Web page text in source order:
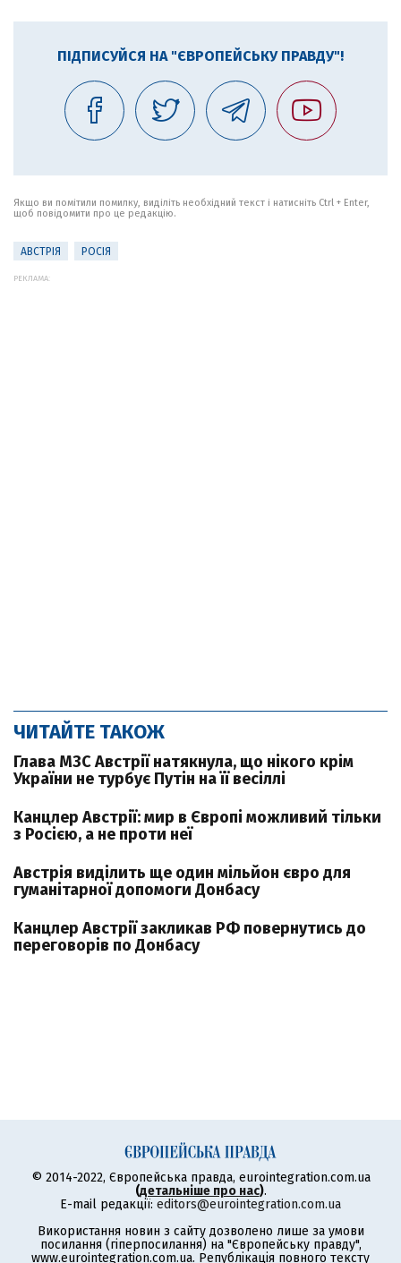
ПІДПИСУЙСЯ НА "ЄВРОПЕЙСЬКУ ПРАВДУ"!
Якщо ви помітили помилку, виділіть необхідний текст і натисніть Ctrl + Enter,
щоб повідомити про це редакцію.
АВСТРІЯ РОСІЯ
РЕКЛАМА:
ЧИТАЙТЕ ТАКОЖ
Глава МЗС Австрії натякнула, що нікого крім
України не турбує Путін на її весіллі
Канцлер Австрії: мир в Європі можливий тільки
з Росією, а не проти неї
Австрія виділить ще один мільйон євро для
гуманітарної допомоги Донбасу
Канцлер Австрії закликав РФ повернутись до
переговорів по Донбасу
© 2014-2022, Європейська правда, eurointegration.com.ua
(детальніше про нас).
E-mail редакції: editors@eurointegration.com.ua
Використання новин з сайту дозволено лише за умови
посилання (гіперпосилання) на "Європейську правду",
www.eurointegration.com.ua. Републікація повного тексту